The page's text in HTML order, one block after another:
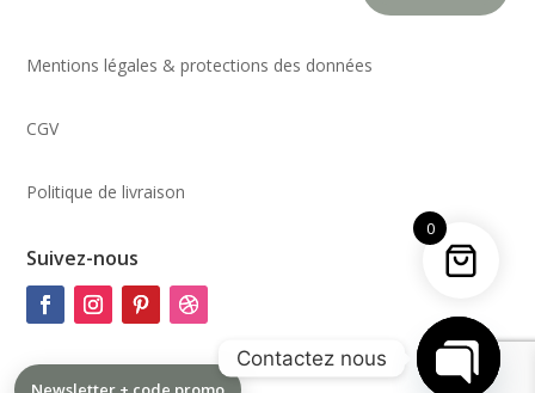
Mentions légales & protections des données
CGV
Politique de livraison
Suivez-nous
0
Contactez nous